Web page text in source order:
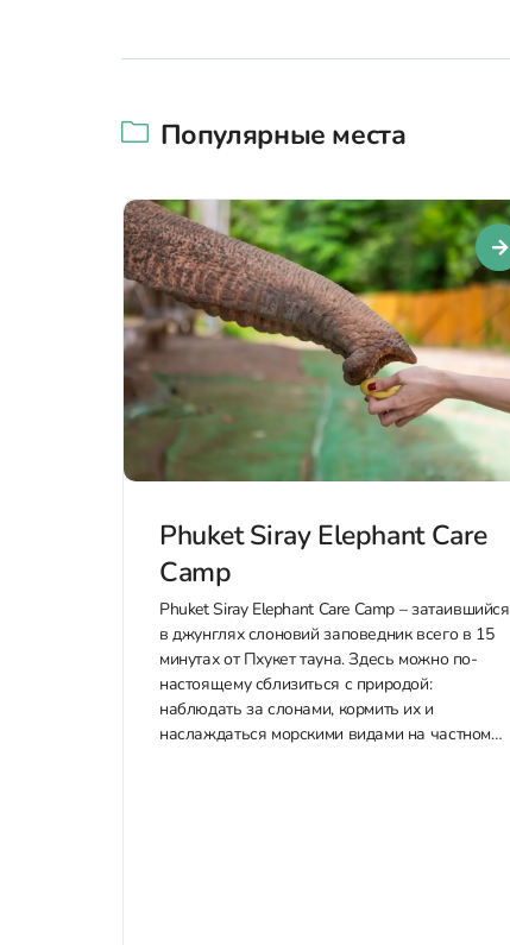
Популярные места
Phuket Siray Elephant Care
Camp
Phuket Siray Elephant Care Camp – затаившийся
в джунглях слоновий заповедник всего в 15
минутах от Пхукет тауна. Здесь можно по-
настоящему сблизиться с природой:
наблюдать за слонами, кормить их и
наслаждаться морскими видами на частном